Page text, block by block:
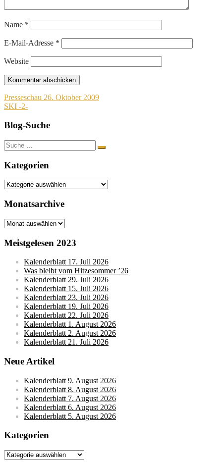
Name *
E-Mail-Adresse *
Website
Beitragsnavigation
Presseschau 26. Oktober 2009
SKI -2-
Blog-Suche
Suche
nach:
Kategorien
Kategorien
Monatsarchive
Monatsarchive
Meistgelesen 2023
Kalenderblatt 17. Juli 2026
Was bleibt vom Hitzesommer ’26
Kalenderblatt 29. Juli 2026
Kalenderblatt 15. Juli 2026
Kalenderblatt 23. Juli 2026
Kalenderblatt 19. Juli 2026
Kalenderblatt 22. Juli 2026
Kalenderblatt 1. August 2026
Kalenderblatt 2. August 2026
Kalenderblatt 21. Juli 2026
Neue Artikel
Kalenderblatt 9. August 2026
Kalenderblatt 8. August 2026
Kalenderblatt 7. August 2026
Kalenderblatt 6. August 2026
Kalenderblatt 5. August 2026
Kategorien
Kategorien